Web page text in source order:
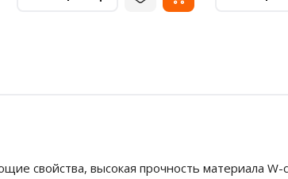
свойства, высокая прочность материала